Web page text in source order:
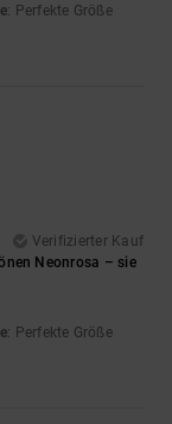
: Perfekte Größe
Verifizierter Kauf
Neonrosa – sie
: Perfekte Größe